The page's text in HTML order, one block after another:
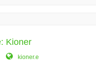
Kioner
kioner.e